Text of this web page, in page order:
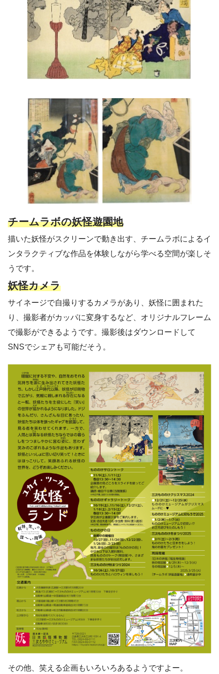
チームラボの妖怪遊園地
描いた妖怪がスクリーンで動き出す、チームラボによるイ
ンタラクティブな作品を体験しながら学べる空間が楽しそ
うです。
妖怪カメラ
サイネージで自撮りするカメラがあり、妖怪に囲まれた
り、撮影者がカッパに変身するなど、オリジナルフレーム
で撮影ができるようです。撮影後はダウンロードして
SNSでシェアも可能だそう。
その他、笑える企画もいろいろあるようですよー。